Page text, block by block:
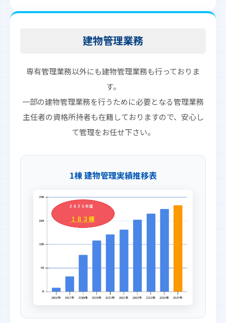
建物管理業務
専有管理業務以外にも建物管理業務も行っておりま
す。
一部の建物管理業務を行うために必要となる管理業務
主任者の資格所持者も在籍しておりますので、安心し
て管理をお任せ下さい。
1棟 建物管理実績推移表